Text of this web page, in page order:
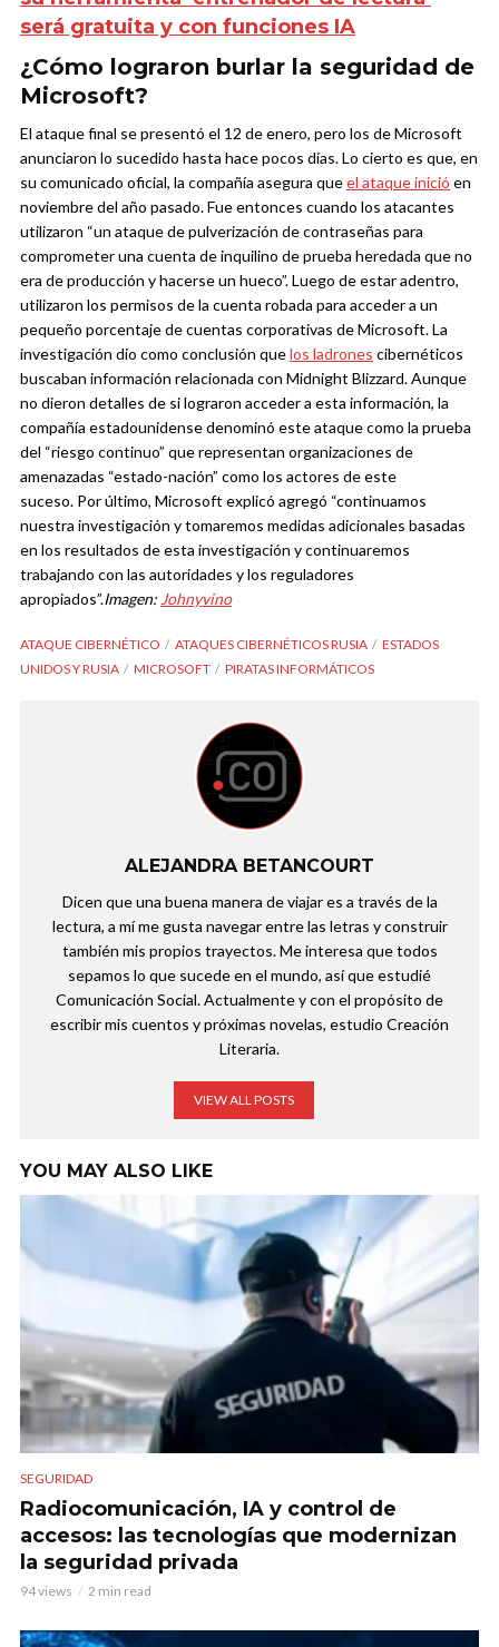
será gratuita y con funciones IA
¿Cómo lograron burlar la seguridad de
Microsoft?
El ataque final se presentó el 12 de enero, pero los de Microsoft
anunciaron lo sucedido hasta hace pocos días. Lo cierto es que, en
su comunicado oficial, la compañía asegura queel ataque inició en
noviembre del año pasado. Fue entonces cuando los atacantes
utilizaron “un ataque de pulverización de contraseñas para
comprometer una cuenta de inquilino de prueba heredada que no
era de producción y hacerse un hueco”. Luego de estar adentro,
utilizaron los permisos de la cuenta robada para acceder a un
pequeño porcentaje de cuentas corporativas de Microsoft.La
investigación dio como conclusión quelos ladrones cibernéticos
buscaban información relacionada con Midnight Blizzard. Aunque
no dieron detalles de si lograron acceder a esta información, la
compañía estadounidense denominó este ataque como la prueba
del “riesgo continuo” que representan organizaciones de
amenazadas “estado-nación” como los actores de este
suceso. Por último, Microsoft explicó agregó “continuamos
nuestra investigación y tomaremos medidas adicionales basadas
en los resultados de esta investigación y continuaremos
trabajando con las autoridades y los reguladores
apropiados”.Imagen:Johnyvino
ATAQUE CIBERNÉTICO ATAQUES CIBERNÉTICOS RUSIA
ESTADOS
UNIDOS Y RUSIA
MICROSOFT PIRATAS INFORMÁTICOS
ALEJANDRA BETANCOURT
Dicen que una buena manera de viajar es a través de la
lectura, a mí me gusta navegar entre las letras y construir
también mis propios trayectos. Me interesa que todos
sepamos lo que sucede en el mundo, así que estudié
Comunicación Social. Actualmente y con el propósito de
escribir mis cuentos y próximas novelas, estudio Creación
Literaria.
VIEW ALL POSTS
YOU MAY ALSO LIKE
SEGURIDAD
Radiocomunicación, IA y control de
accesos: las tecnologías que modernizan
la seguridad privada
94 views 2 min read